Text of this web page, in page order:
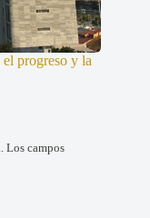
progreso y la
Los campos